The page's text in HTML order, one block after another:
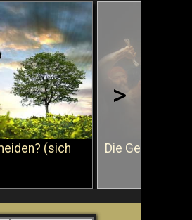
(sich
Die Geißelung
>